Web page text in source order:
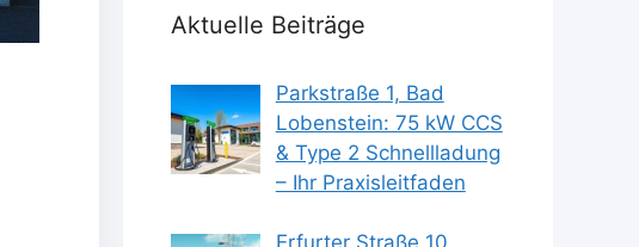
Aktuelle Beiträge
Parkstraße 1, Bad
Lobenstein: 75 kW CCS
& Type 2 Schnellladung
– Ihr Praxisleitfaden
Erfurter Straße 10